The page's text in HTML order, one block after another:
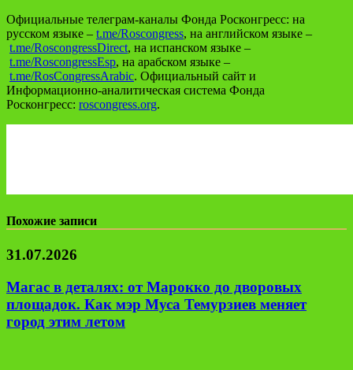
Официальные телеграм-каналы Фонда Росконгресс: на
русском языке – t.me/Roscongress, на английском языке –
t.me/RoscongressDirect, на испанском языке –
t.me/RoscongressEsp, на арабском языке –
t.me/RosCongressArabic. Официальный сайт и
Информационно-аналитическая система Фонда
Росконгресс: roscongress.org.
Похожие записи
31.07.2026
Магас в деталях: от Марокко до дворовых
площадок. Как мэр Муса Темурзиев меняет
город этим летом